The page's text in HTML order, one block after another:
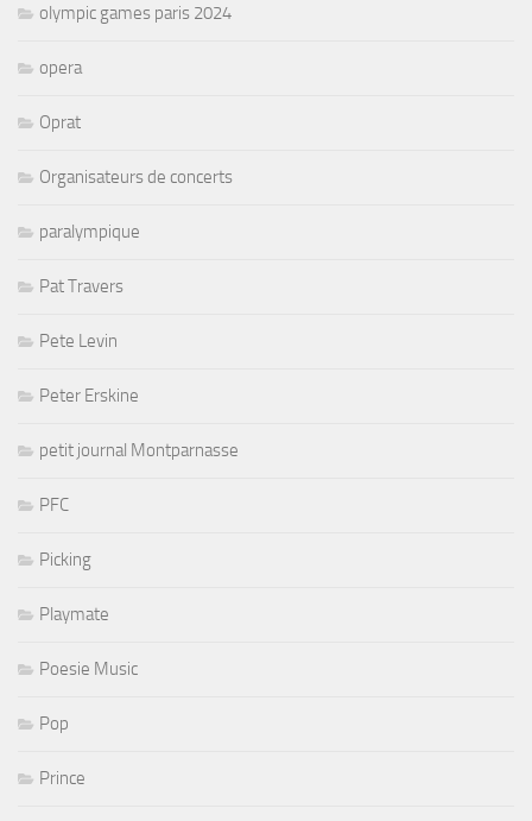
olympic games paris 2024
opera
Oprat
Organisateurs de concerts
paralympique
Pat Travers
Pete Levin
Peter Erskine
petit journal Montparnasse
PFC
Picking
Playmate
Poesie Music
Pop
Prince